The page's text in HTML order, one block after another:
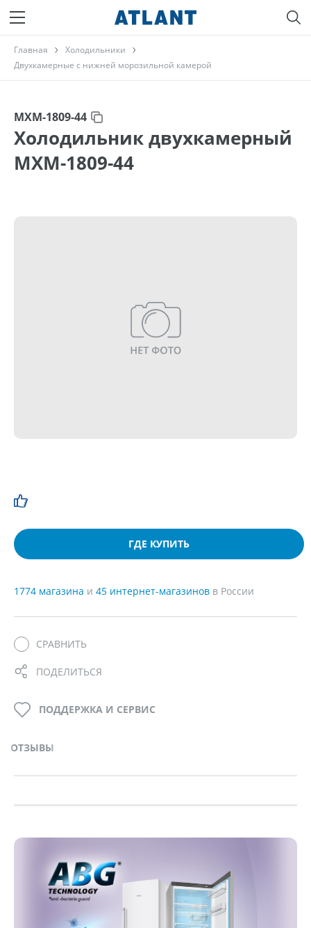
Главная
Холодильники
Двухкамерные с нижней морозильной камерой
МХМ-1809-44
Холодильник двухкамерный
МХМ-1809-44
ГДЕ КУПИТЬ
1774 магазина и 45 интернет-магазинов в России
СРАВНИТЬ
ПОДЕЛИТЬСЯ
ОТЗЫВЫ
ПОДДЕРЖКА И СЕРВИС